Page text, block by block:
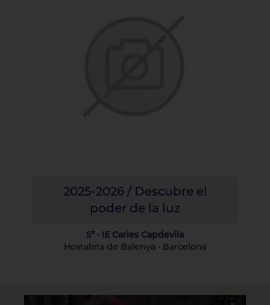
2025-2026 / Descubre el
poder de la luz
5º · IE Carles Capdevila
Hostalets de Balenyà · Barcelona